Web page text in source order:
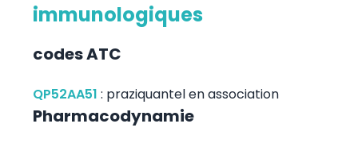
immunologiques
codes ATC
QP52AA51 : praziquantel en association
Pharmacodynamie